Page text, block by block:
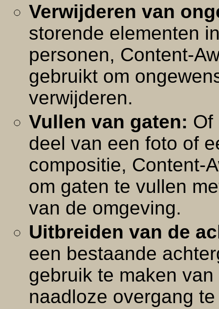
Verwijderen van
storende elementen
personen, Content-
gebruikt om
verwijderen.
Vullen van gaten: Of
deel van een foto of
compositie, Content-
om gaten te vullen
van de omgeving.
Uitbreiden van de
een bestaande
gebruik te maken
naadloze overgang